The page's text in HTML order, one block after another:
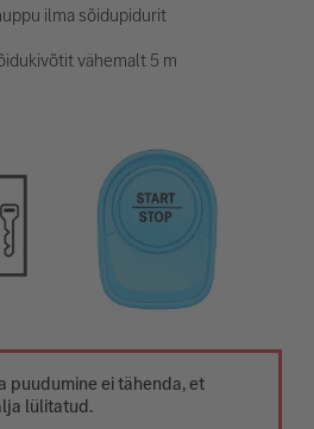
ilma sõidupidurit
vähemalt 5 m
puudumine ei tähenda, et
lülitatud.